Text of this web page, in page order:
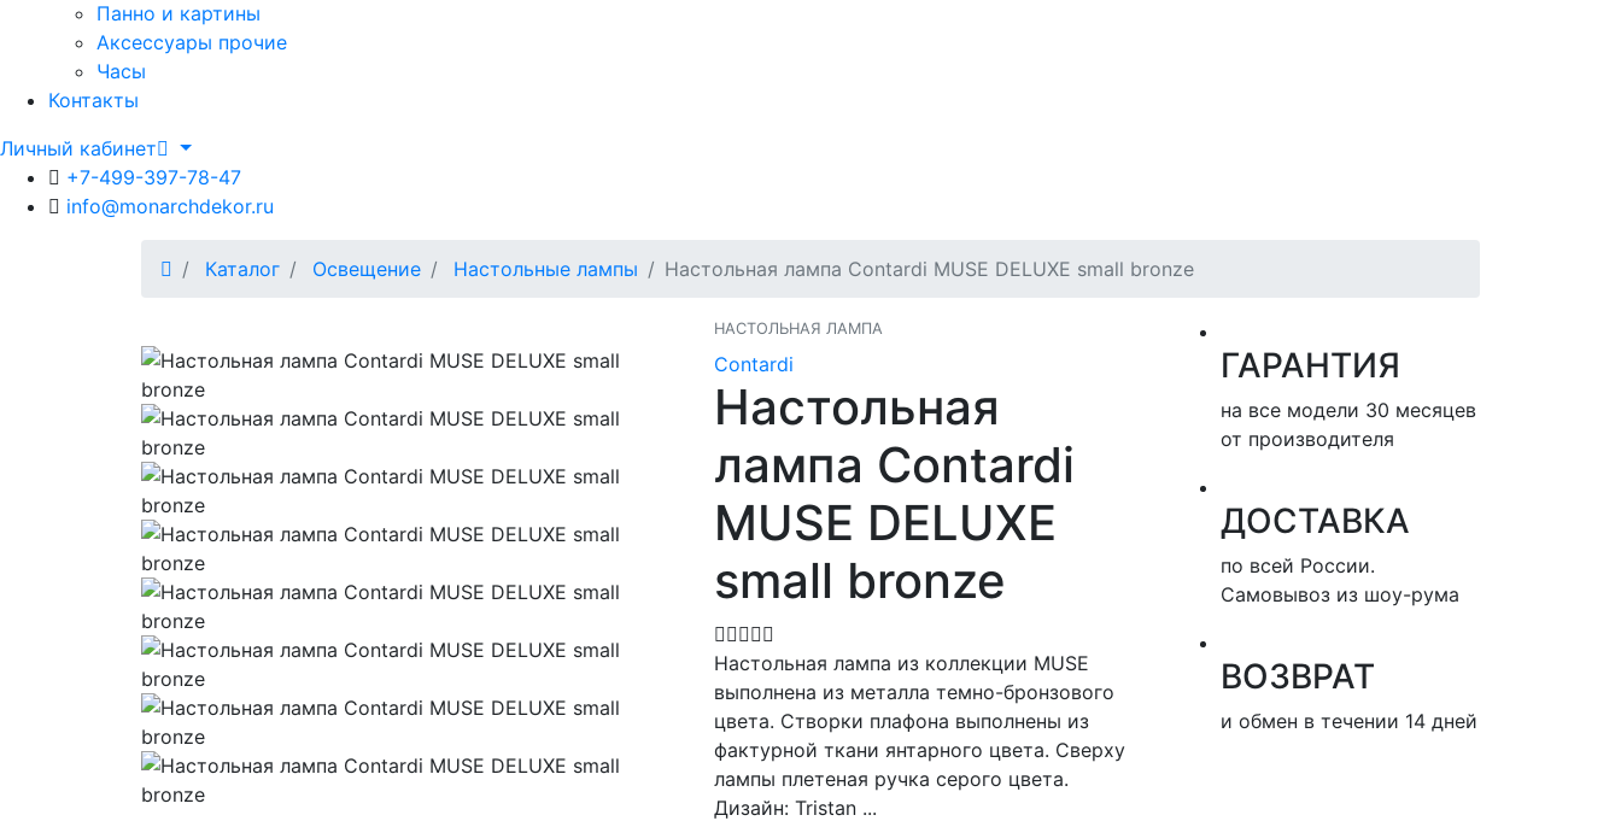
Панно и картины
Аксессуары прочие
Часы
Контакты
Личный кабинет
+7-499-397-78-47
info@monarchdekor.ru
Каталог Освещение Настольные лампы Настольная лампа Contardi MUSE DELUXE small bronze
НАСТОЛЬНАЯ ЛАМПА
Contardi
Настольная
лампа Contardi
MUSE DELUXE
small bronze
Настольная лампа из коллекции MUSE
выполнена из металла темно-бронзового
цвета. Створки плафона выполнены из
фактурной ткани янтарного цвета. Сверху
лампы плетеная ручка серого цвета.
Дизайн: Tristan ...
ГАРАНТИЯ
на все модели 30 месяцев
от производителя
ДОСТАВКА
по всей России.
Самовывоз из шоу-рума
ВОЗВРАТ
и обмен в течении 14 дней